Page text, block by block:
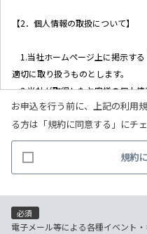
【2．個人情報の取扱について】
1.当社ホームページ上に掲示する
適切に取り扱うものとします。
2.当社が取得したお客様の個人情
ます。
(1)お客様リクエストに対応する
連絡
(2)お客様から照会があった場合
(3)お客様に不利益を与えないた
(4)当社で取り扱っている商品・
(5)商品の企画・開発あるいはお
お申込を行う前に、上記の利用
る方は「規約に同意する」にチ
規約
必須
電子メール等による各種イベント